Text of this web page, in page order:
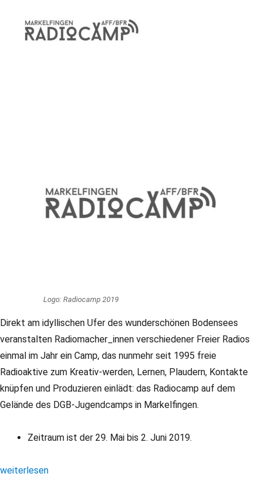
Logo: Radiocamp 2019
Direkt am idyllischen Ufer des wunderschönen Bodensees
veranstalten Radiomacher_innen verschiedener Freier Radios
einmal im Jahr ein Camp, das nunmehr seit 1995 freie
Radioaktive zum Kreativ-werden, Lernen, Plaudern, Kontakte
knüpfen und Produzieren einlädt: das Radiocamp auf dem
Gelände des DGB-Jugendcamps in Markelfingen.
Zeitraum ist der 29. Mai bis 2. Juni 2019.
„AFF/BFR: Radiocamp 2019 in Markelfingen“
weiterlesen